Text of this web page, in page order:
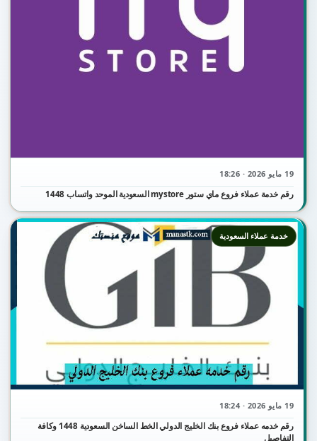
19 مايو 2026 · 18:26
رقم خدمة عملاء فروع ماي ستور mystore السعودية الموحد واتساب 1448
19 مايو 2026 · 18:24
رقم خدمه عملاء فروع بنك الخليج الدولي الخط الساخن السعودية 1448 وكافة
التفاصيل
خدمة عملاء السعودية